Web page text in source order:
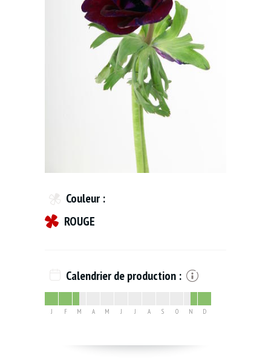
Couleur :
ROUGE
Calendrier de production :
J F M A M J J A S O N D